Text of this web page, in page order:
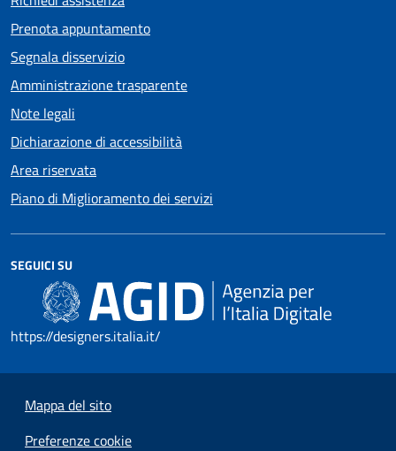
Prenota appuntamento
Segnala disservizio
Amministrazione trasparente
Note legali
Dichiarazione di accessibilità
Area riservata
Piano di Miglioramento dei servizi
SEGUICI SU
https://designers.italia.it/
Mappa del sito
Preferenze cookie